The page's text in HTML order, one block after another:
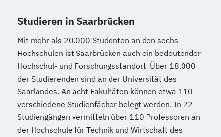
Studieren in Saarbrücken
Mit mehr als 20.000 Studenten an den sechs
Hochschulen ist Saarbrücken auch ein bedeutender
Hochschul- und Forschungsstandort. Über 18.000
der Studierenden sind an der Universität des
Saarlandes. An acht Fakultäten können etwa 110
verschiedene Studienfächer belegt werden. In 22
Studiengängen vermitteln über 110 Professoren an
der Hochschule für Technik und Wirtschaft des